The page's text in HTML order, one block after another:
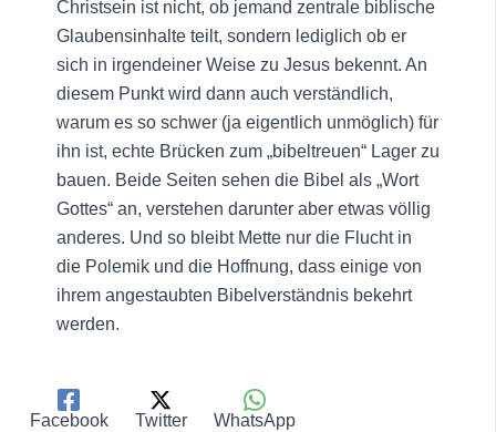
Christsein ist nicht, ob jemand zentrale biblische
Glaubensinhalte teilt, sondern lediglich ob er
sich in irgendeiner Weise zu Jesus bekennt. An
diesem Punkt wird dann auch verständlich,
warum es so schwer (ja eigentlich unmöglich) für
ihn ist, echte Brücken zum „bibeltreuen“ Lager zu
bauen. Beide Seiten sehen die Bibel als „Wort
Gottes“ an, verstehen darunter aber etwas völlig
anderes. Und so bleibt Mette nur die Flucht in
die Polemik und die Hoffnung, dass einige von
ihrem angestaubten Bibelverständnis bekehrt
werden.
Facebook Twitter WhatsApp